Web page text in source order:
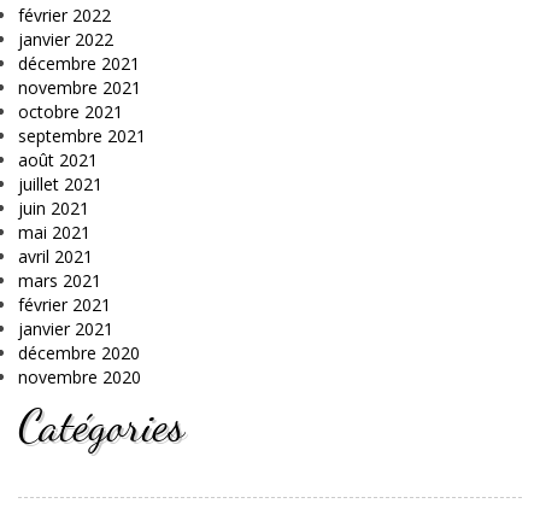
février 2022
janvier 2022
décembre 2021
novembre 2021
octobre 2021
septembre 2021
août 2021
juillet 2021
juin 2021
mai 2021
avril 2021
mars 2021
février 2021
janvier 2021
décembre 2020
novembre 2020
Catégories